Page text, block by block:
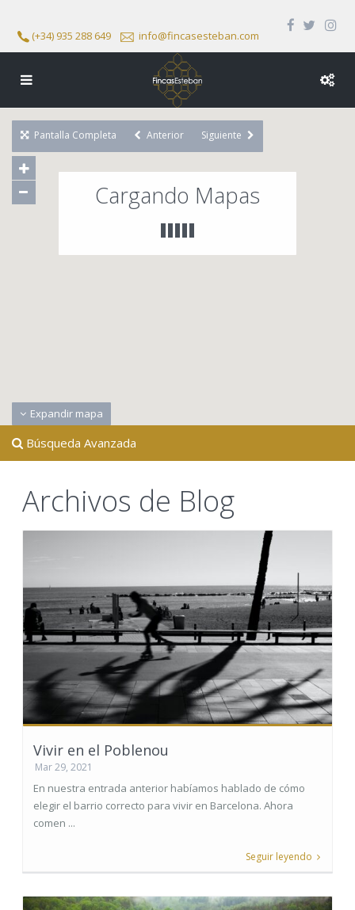
(+34) 935 288 649 info@fincasesteban.com
Cargando Mapas
Expandir mapa
Pantalla Completa Anterior Siguiente
Búsqueda Avanzada
Archivos de Blog
Vivir en el Poblenou
Mar 29, 2021
En nuestra entrada anterior habíamos hablado de cómo
elegir el barrio correcto para vivir en Barcelona. Ahora
comen ...
Seguir leyendo